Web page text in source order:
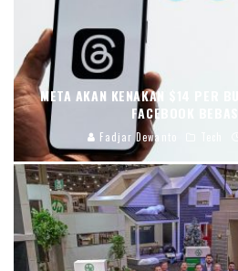
META AKAN KENAKAN $14 PER
FACEBOOK BEBAS
Fadjar Dewanto